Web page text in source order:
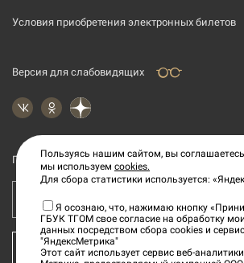
Условия приобретения электронных билетов
Версия для слабовидящих
Подпишитесь на рассылку новостей
Ваш e-mail адрес
КУПИТЬ БИЛЕТ
Пользуясь нашим сайтом, вы
мы используем cookies.
Для сбора статистики используется:
Я осознаю, что, нажимаю кнопку
ГБУК ТГОМ свое согласие на обработку
данных посредством сбора cookies и
"ЯндексМетрика"
Этот сайт использует сервис веб-